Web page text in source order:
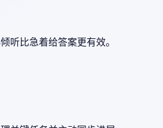
听比急着给答案更有效。